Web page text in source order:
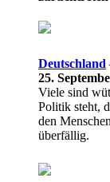
Deutschland
25.
Viele sind
Politik steht,
den
überfällig.